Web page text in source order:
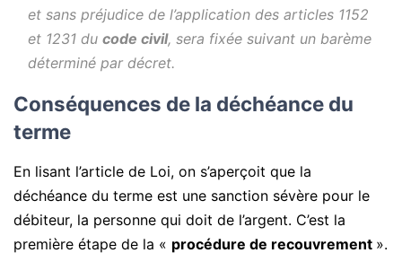
et sans préjudice de l’application des articles 1152
et 1231 du code civil, sera fixée suivant un barème
déterminé par décret.
Conséquences de la déchéance du
terme
En lisant l’article de Loi, on s’aperçoit que la
déchéance du terme est une sanction sévère pour le
débiteur, la personne qui doit de l’argent. C’est la
première étape de la « procédure de recouvrement ».